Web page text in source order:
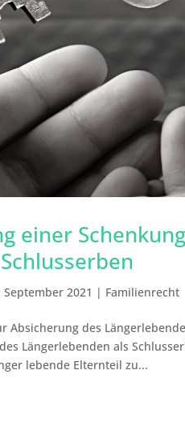
einer
September 2021 | Familienrecht
Absicherung des
Längerlebenden als
lebende Elternteil zu...